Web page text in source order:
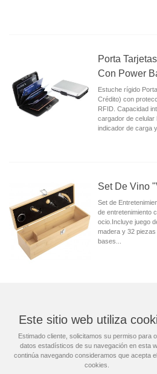
Porta
Con Power
Estuche rígido
Crédito) con
RFID. Capacidad
cargador de celular
indicador de carga
Set De Vino
Set de
de entretenimiento
ocio.Incluye juego
madera y 32
bases...
-11 de
INFORMACIÓN
Este sitio web utiliza
Estimado cliente, solicitamos su permiso para
datos estadísticos de su navegación en esta
continúa navegando consideramos que acepta
cookies.